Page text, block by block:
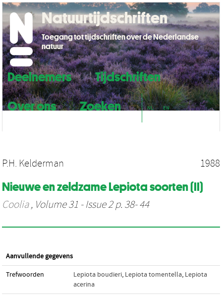
Deelnemers
Tijdschriften
Over ons
Zoeken NL EN
Natuurtijdschriften
Toegang tot tijdschriften over de Nederlandse
natuur
P.H. Kelderman 1988
Nieuwe en zeldzame Lepiota soorten (II)
Coolia, Volume 31 - Issue 2 p. 38- 44
Aanvullende gegevens
Trefwoorden Lepiota boudieri, Lepiota tomentella, Lepiota
acerina